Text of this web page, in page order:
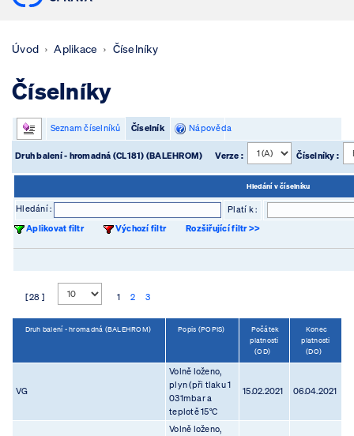
Úvod Aplikace Číselníky
Číselníky
Seznam číselníků Číselník Nápověda
Druh balení - hromadná (CL181) (BALEHROM) Verze : Číselníky :
Hledání v číselníku
Hledání :
Platí k :
Aplikovat filtr
Výchozí filtr Rozšiřující filtr >>
[ 28 ] 1 2 3
Druh balení - hromadná (BALEHROM) Popis (POPIS)
Počátek
platnosti
(OD)
Konec
platnosti
(DO)
VG
Volně loženo,
plyn (při tlaku 1
031mbar a
teplotě 15°C
15.02.2021 06.04.2021
Volně loženo,